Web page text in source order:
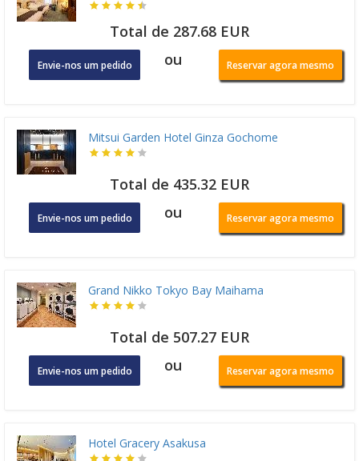
Total de 287.68 EUR
Envie-nos um pedido ou Reservar agora mesmo
Mitsui Garden Hotel Ginza Gochome
Total de 435.32 EUR
Envie-nos um pedido ou Reservar agora mesmo
Grand Nikko Tokyo Bay Maihama
Total de 507.27 EUR
Envie-nos um pedido ou Reservar agora mesmo
Hotel Gracery Asakusa